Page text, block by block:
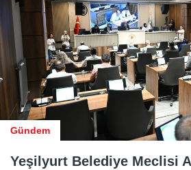
Gündem
Yeşilyurt Belediye Meclisi